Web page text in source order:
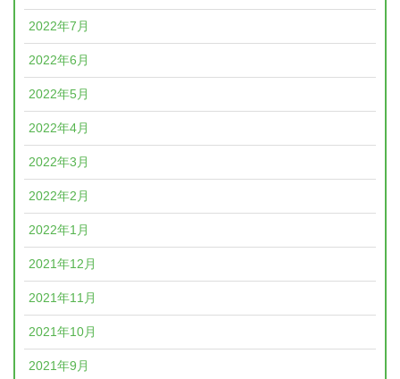
2022年7月
2022年6月
2022年5月
2022年4月
2022年3月
2022年2月
2022年1月
2021年12月
2021年11月
2021年10月
2021年9月